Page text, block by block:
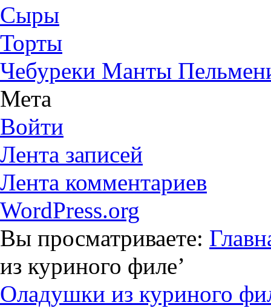
Сыры
Торты
Чебуреки Манты
Мета
Войти
Лента записей
Лента комментариев
WordPress.org
Вы просматриваете:
из куриного филе’
Оладушки из куриного